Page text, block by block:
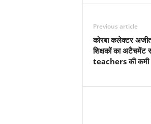
Previous article
कोरबा कलेक्टर
शिक्षकों का
teachers की कमी